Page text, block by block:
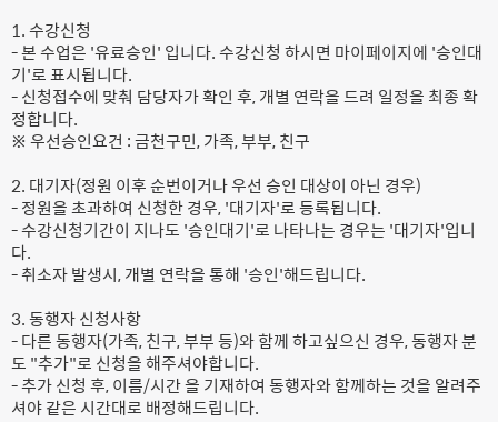
1. 수강신청
- 본 수업은 '유료승인' 입니다. 수강신청 하시면 마이페이지에 '승인대
기'로 표시됩니다.
- 신청접수에 맞춰 담당자가 확인 후, 개별 연락을 드려 일정을 최종 확
정합니다.
※ 우선승인요건 : 금천구민, 가족, 부부, 친구
2. 대기자(정원 이후 순번이거나 우선 승인 대상이 아닌 경우)
- 정원을 초과하여 신청한 경우, '대기자'로 등록됩니다.
- 수강신청기간이 지나도 '승인대기'로 나타나는 경우는 '대기자'입니
다.
- 취소자 발생시, 개별 연락을 통해 '승인'해드립니다.
3. 동행자 신청사항
- 다른 동행자(가족, 친구, 부부 등)와 함께 하고싶으신 경우, 동행자 분
도 "추가"로 신청을 해주셔야합니다.
- 추가 신청 후, 이름/시간 을 기재하여 동행자와 함께하는 것을 알려주
셔야 같은 시간대로 배정해드립니다.